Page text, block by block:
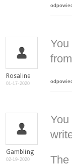
Rosaline
01-17-2020
Gambling
02-19-2020